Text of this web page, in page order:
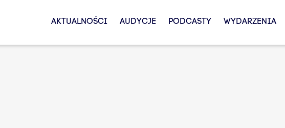
AKTUALNOŚCI AUDYCJE PODCASTY WYDARZENIA